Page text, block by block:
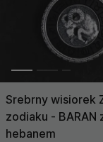
Srebrny wisiorek
zodiaku - BARAN
hebanem